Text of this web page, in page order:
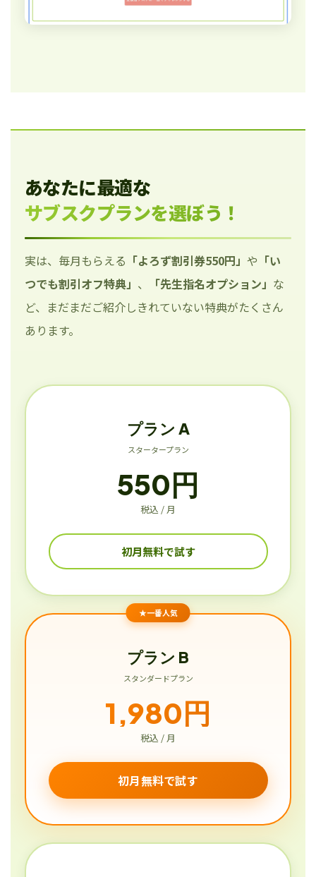
あなたに最適な
サブスクプランを選ぼう！
実は、毎月もらえる 「よろず割引券550円」 や 「い
つでも割引オフ特典」 、 「先生指名オプション」 な
ど、まだまだご紹介しきれていない特典がたくさん
あります。
プラン A
スタータープラン
550円
税込 / 月
初月無料で試す
★一番人気
プラン B
スタンダードプラン
1,980円
税込 / 月
初月無料で試す